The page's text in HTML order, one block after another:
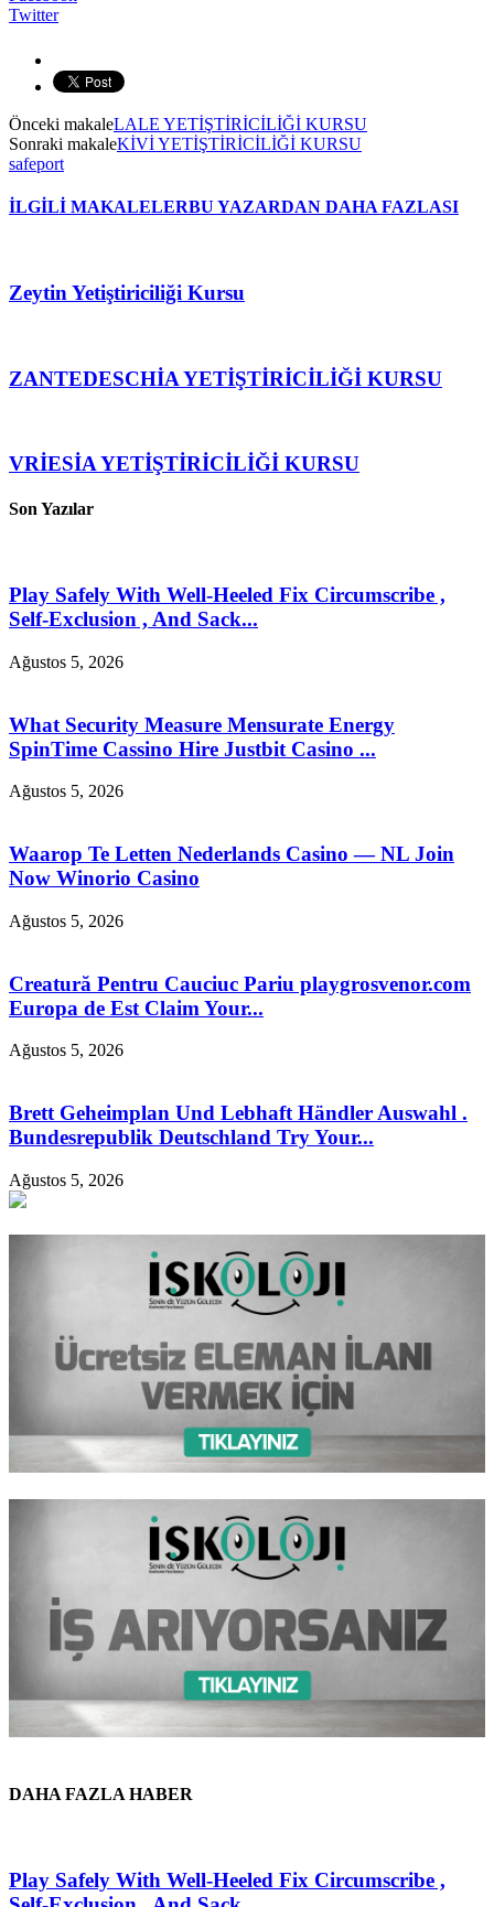
Twitter
Önceki makaleLALE YETİŞTİRİCİLİĞİ KURSU
Sonraki makaleKİVİ YETİŞTİRİCİLİĞİ KURSU
safeport
İLGİLİ MAKALELERBU YAZARDAN DAHA FAZLASI
Zeytin Yetiştiriciliği Kursu
ZANTEDESCHİA YETİŞTİRİCİLİĞİ KURSU
VRİESİA YETİŞTİRİCİLİĞİ KURSU
Son Yazılar
Play Safely With Well-Heeled Fix Circumscribe ,
Self-Exclusion , And Sack...
Ağustos 5, 2026
What Security Measure Mensurate Energy
SpinTime Cassino Hire Justbit Casino ...
Ağustos 5, 2026
Waarop Te Letten Nederlands Casino — NL Join
Now Winorio Casino
Ağustos 5, 2026
Creatură Pentru Cauciuc Pariu playgrosvenor.com
Europa de Est Claim Your...
Ağustos 5, 2026
Brett Geheimplan Und Lebhaft Händler Auswahl .
Bundesrepublik Deutschland Try Your...
Ağustos 5, 2026
DAHA FAZLA HABER
Play Safely With Well-Heeled Fix Circumscribe ,